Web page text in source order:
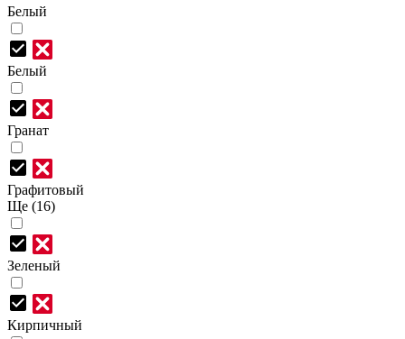
Белый
Белый
Гранат
Графитовый
Ще (16)
Зеленый
Кирпичный